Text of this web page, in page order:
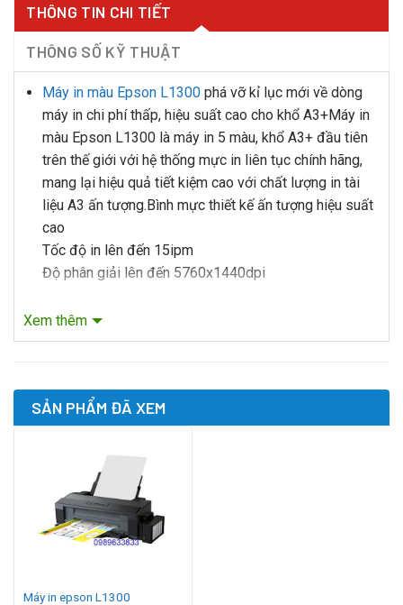
THÔNG TIN CHI TIẾT
THÔNG SỐ KỸ THUẬT
Máy in màu Epson L1300phá vỡ kỉ lục mới về dòng
máy in chi phí thấp, hiệu suất cao cho khổ A3+Máy in
màu Epson L1300 là máy in 5 màu, khổ A3+ đầu tiên
trên thế giới với hệ thống mực in liên tục chính hãng,
mang lại hiệu quả tiết kiệm cao với chất lượng in tài
liệu A3 ấn tượng.Bình mực thiết kế ấn tượng hiệu suất
cao
Tốc độ in lên đến 15ipm
Độ phân giải lên đến 5760x1440dpi
Xem thêm
SẢN PHẨM ĐÃ XEM
Máy in epson L1300